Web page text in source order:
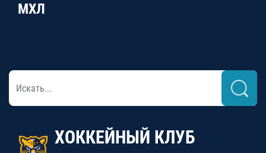
МХЛ
ХОККЕЙНЫЙ КЛУБ